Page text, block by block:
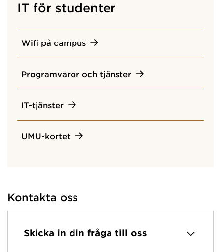
IT för studenter
Wifi på campus
Programvaror och tjänster
IT-tjänster
UMU-kortet
Kontakta oss
Skicka in din fråga till oss